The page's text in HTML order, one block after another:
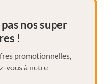
nos super
!
promotionnelles,
vous à notre